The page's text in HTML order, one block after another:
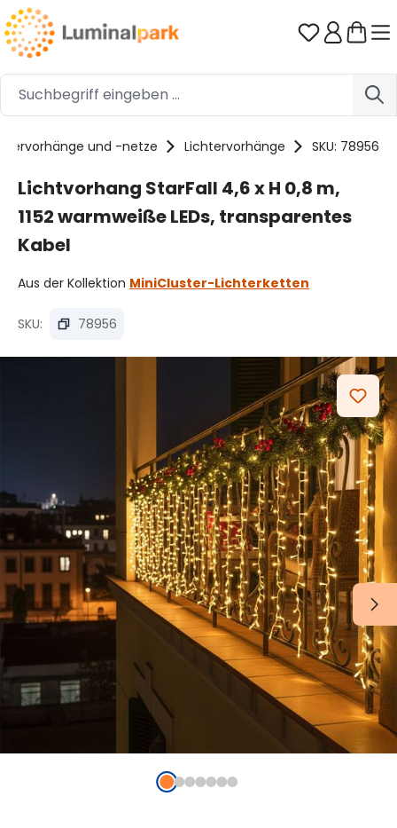
Zum Hauptinhalt springen Du hast 0
und -netze Lichtervorhänge SKU: 78956
Lichtvorhang StarFall 4,6 x H 0,8 m,
1152 warmweiße LEDs, transparentes
Kabel
Aus der Kollektion MiniCluster-Lichterketten
SKU: 78956